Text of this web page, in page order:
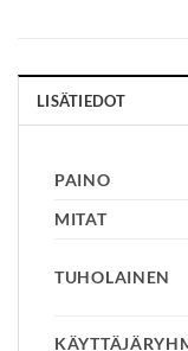
LISÄTIEDOT
PAINO
MITAT
TUHOLAINEN